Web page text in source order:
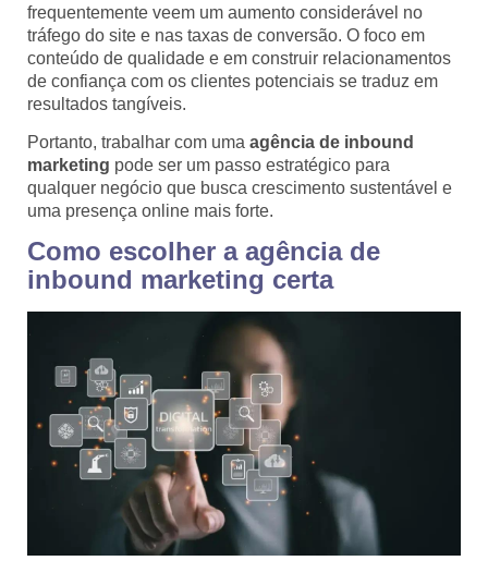
frequentemente veem um aumento considerável no
tráfego do site e nas taxas de conversão. O foco em
conteúdo de qualidade e em construir relacionamentos
de confiança com os clientes potenciais se traduz em
resultados tangíveis.
Portanto, trabalhar com uma agência de inbound
marketing pode ser um passo estratégico para
qualquer negócio que busca crescimento sustentável e
uma presença online mais forte.
Como escolher a agência de
inbound marketing certa